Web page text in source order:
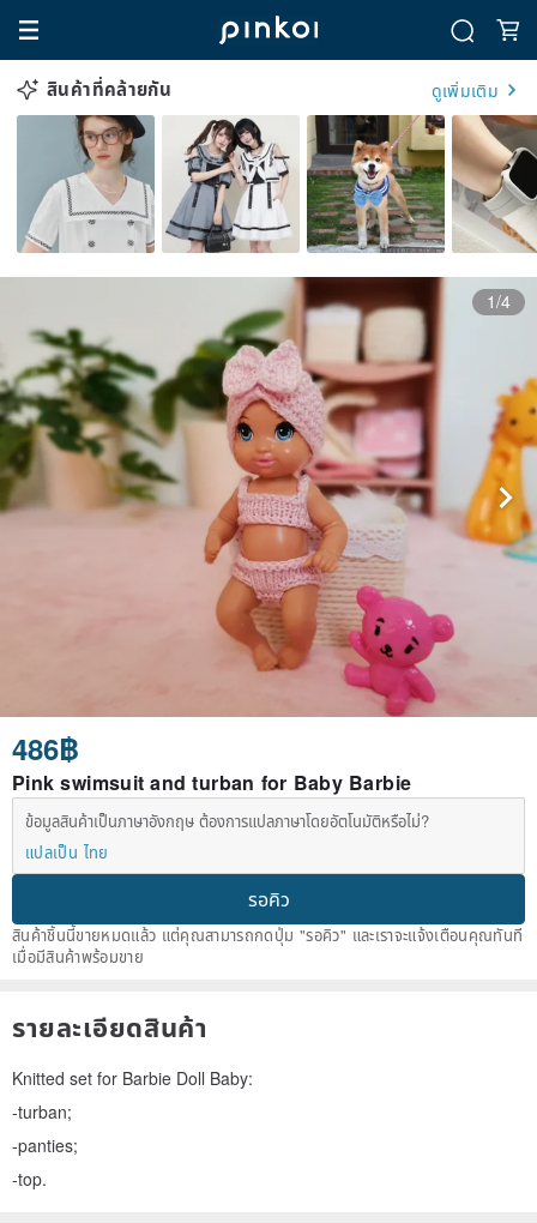
สินค้าที่คล้ายกัน ดูเพิ่มเติม
1/4
486฿
Pink swimsuit and turban for Baby Barbie
ข้อมูลสินค้าเป็นภาษาอังกฤษ ต้องการแปลภาษาโดยอัตโนมัติหรือไม่?
แปลเป็น ไทย
รอคิว
สินค้าชิ้นนี้ขายหมดแล้ว แต่คุณสามารถกดปุ่ม "รอคิว" และเราจะแจ้งเตือนคุณทันที
เมื่อมีสินค้าพร้อมขาย
รายละเอียดสินค้า
Knitted set for Barbie Doll Baby:
-turban;
-panties;
-top.